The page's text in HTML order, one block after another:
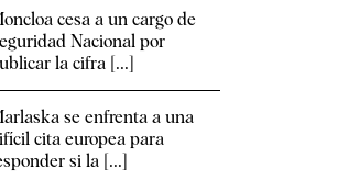
cesa a un cargo de
Nacional por
la cifra [...]
se enfrenta a una
cita europea para
si la [...]